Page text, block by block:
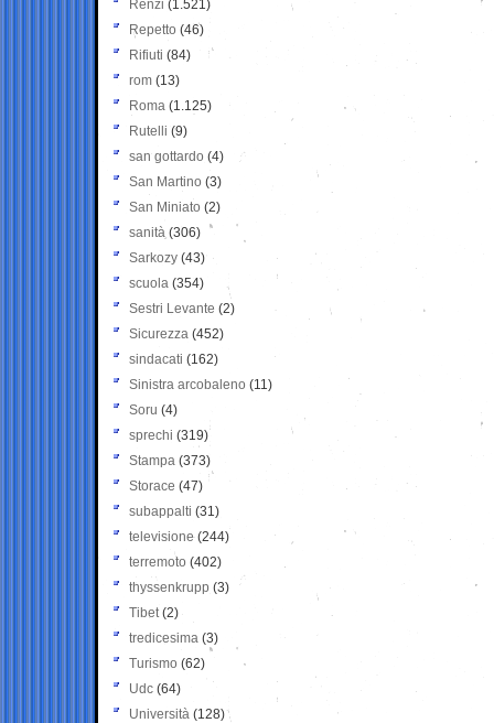
Renzi (1.521)
Repetto (46)
Rifiuti (84)
rom (13)
Roma (1.125)
Rutelli (9)
san gottardo (4)
San Martino (3)
San Miniato (2)
sanità (306)
Sarkozy (43)
scuola (354)
Sestri Levante (2)
Sicurezza (452)
sindacati (162)
Sinistra arcobaleno (11)
Soru (4)
sprechi (319)
Stampa (373)
Storace (47)
subappalti (31)
televisione(244)
terremoto (402)
thyssenkrupp (3)
Tibet(2)
tredicesima (3)
Turismo (62)
Udc (64)
Università (128)